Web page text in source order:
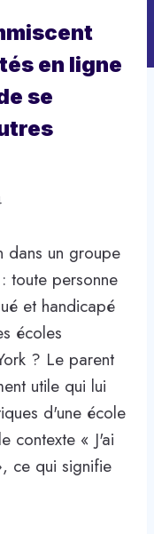
en ligne
se
dans un groupe
toute personne
et handicapé
écoles
? Le parent
utile qui lui
d'une école
contexte « J'ai
ce qui signifie